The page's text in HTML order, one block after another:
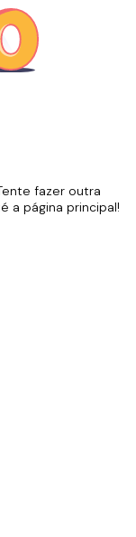
fazer outra
a página principal!